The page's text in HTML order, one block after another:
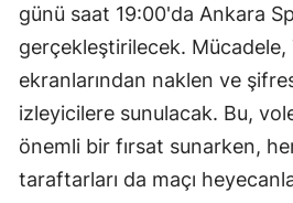
günü saat 19:00'da Ankara
gerçekleştirilecek. Mücadele,
ekranlarından naklen ve
izleyicilere sunulacak. Bu,
önemli bir fırsat sunarken,
taraftarları da maçı